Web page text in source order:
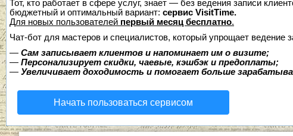
Тот, кто работает в сфере услуг, знает — без ведения записи
бюджетный и оптимальный вариант: сервис VisitTime.
Для новых пользователей первый месяц бесплатно.
Чат-бот для мастеров и специалистов, который упрощает ведение
— Сам записывает клиентов и напоминает им о визите;
— Персонализирует скидки, чаевые, кэшбэк и предоплаты;
— Увеличивает доходимость и помогает больше
Начать пользоваться сервисом